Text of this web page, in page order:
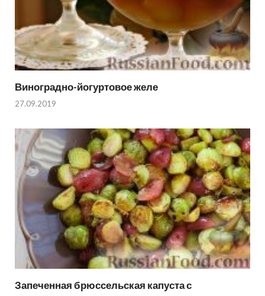
Виноградно-йогуртовое желе
27.09.2019
Запеченная брюссельская капуста с